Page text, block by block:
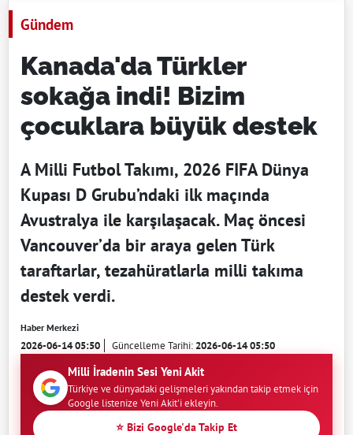
Gündem
Kanada'da Türkler
sokağa indi! Bizim
çocuklara büyük destek
A Milli Futbol Takımı, 2026 FIFA Dünya
Kupası D Grubu’ndaki ilk maçında
Avustralya ile karşılaşacak. Maç öncesi
Vancouver’da bir araya gelen Türk
taraftarlar, tezahüratlarla milli takıma
destek verdi.
Haber Merkezi
2026-06-14 05:50 Güncelleme Tarihi:2026-06-14 05:50
Milli İradenin Sesi Yeni Akit
Türkiye ve dünyadaki gelişmeleri yakından takip etmek için
Google listenize Yeni Akit'i ekleyin.
⭐ Bizi Google'da Takip Et